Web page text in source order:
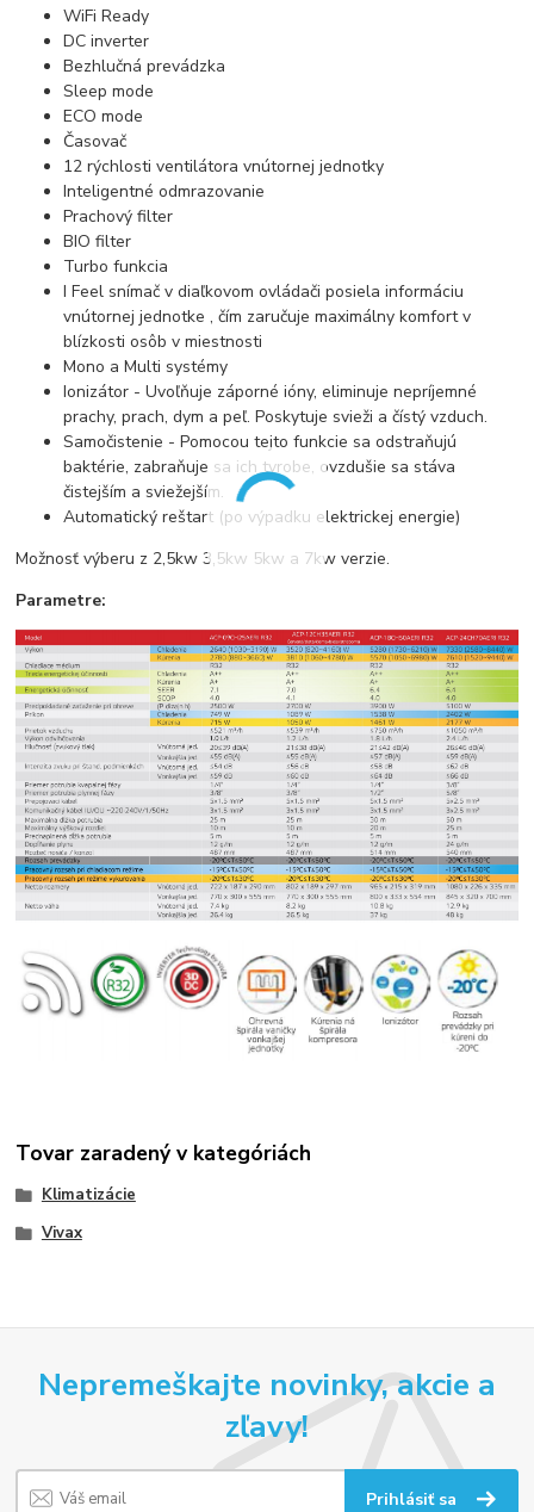
WiFi Ready
DC inverter
Bezhlučná prevádzka
Sleep mode
ECO mode
Časovač
12 rýchlosti ventilátora vnútornej jednotky
Inteligentné odmrazovanie
Prachový filter
BIO filter
Turbo funkcia
I Feel snímač v diaľkovom ovládači posiela informáciu
vnútornej jednotke , čím zaručuje maximálny komfort v
blízkosti osôb v miestnosti
Mono a Multi systémy
Ionizátor - Uvoľňuje záporné ióny, eliminuje nepríjemné
prachy, prach, dym a peľ. Poskytuje svieži a čístý vzduch.
Samočistenie - Pomocou tejto funkcie sa odstraňujú
baktérie, zabraňuje sa ich tvrobe, ovzdušie sa stáva
čistejším a sviežejším.
Automatický reštart (po výpadku elektrickej energie)
Možnosť výberu z 2,5kw 3,5kw 5kw a 7kw verzie.
Parametre:
Tovar zaradený v kategóriách
Klimatizácie
Vivax
Nepremeškajte novinky, akcie a
zľavy!
Prihlásiť sa